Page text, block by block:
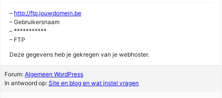
– http://ftp.jouwdomein.be
– Gebruikersnaam
– ***********
– FTP
Deze gegevens heb je gekregen van je webhoster.
Forum: Algemeen WordPress
In antwoord op: Site en blog en wat instel vragen